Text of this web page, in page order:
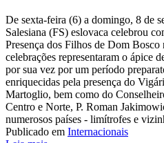
De sexta-feira (6) a domingo, 8 de
Salesiana (FS) eslovaca celebrou
Presença dos Filhos de Dom
celebrações representaram o ápice
por sua vez por um período
enriquecidas pela presença do
Martoglio, bem como do
Centro e Norte, P. Roman
numerosos países - limítrofes e
Publicado em Internacionais